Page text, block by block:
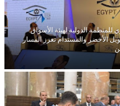
للمنظمة الدولية لهيئة الأسواق
الأخضر والمستدام تعزز المسار